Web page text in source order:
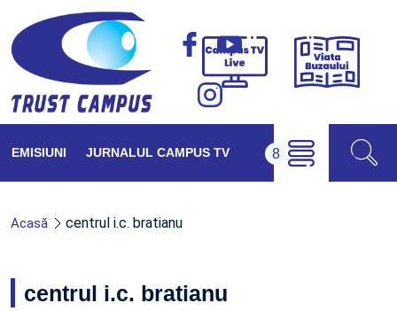
Campus
Viața
EMISIUNI JURNALUL CAMPUS TV
Acasă centrul i.c. bratianu
centrul i.c. bratianu